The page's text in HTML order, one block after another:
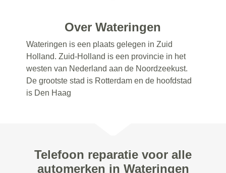
Over Wateringen
Wateringen is een plaats gelegen in Zuid
Holland. Zuid-Holland is een provincie in het
westen van Nederland aan de Noordzeekust.
De grootste stad is Rotterdam en de hoofdstad
is Den Haag
Telefoon reparatie voor alle
automerken in Wateringen